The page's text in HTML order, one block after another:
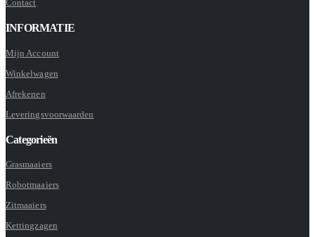
Contact
INFORMATIE
Mijn Account
Winkelwagen
Afrekenen
Leveringsvoorwaarden
Categorieën
Grasmaaiers
Robotmaaiers
Zitmaaiers
Kettingzagen